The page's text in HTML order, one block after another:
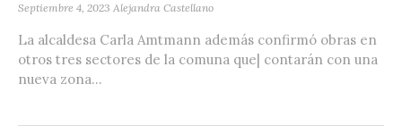
Septiembre 4, 2023 Alejandra Castellano
La alcaldesa Carla Amtmann además confirmó obras en
otros tres sectores de la comuna que| contarán con una
nueva zona...